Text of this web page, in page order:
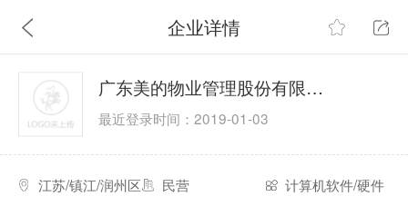
企业详情
广东美的物业管理股份有限公司扬州分公司
最近登录时间：2019-01-03
江苏/镇江/润州区 民营
计算机软件/硬件